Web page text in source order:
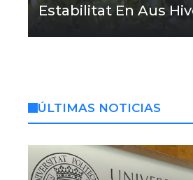
Estabilitat En Aus
ÚLTIMAS NOTICIAS